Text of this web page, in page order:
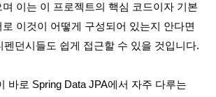
이는 이 프로젝트의 핵심 코드이자 기본
이것이 어떻게 구성되어 있는지 안다면
펜던시들도 쉽게 접근할 수 있을 것입니다.
바로 Spring Data JPA에서 자주 다루는